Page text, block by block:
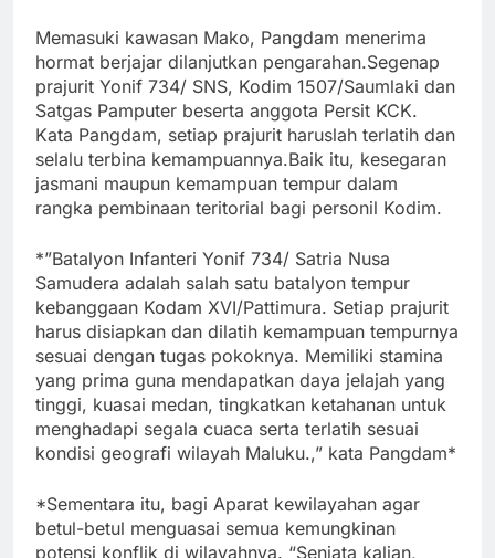
Memasuki kawasan Mako, Pangdam menerima
hormat berjajar dilanjutkan pengarahan.Segenap
prajurit Yonif 734/ SNS, Kodim 1507/Saumlaki dan
Satgas Pamputer beserta anggota Persit KCK.
Kata Pangdam, setiap prajurit haruslah terlatih dan
selalu terbina kemampuannya.Baik itu, kesegaran
jasmani maupun kemampuan tempur dalam
rangka pembinaan teritorial bagi personil Kodim.
*”Batalyon Infanteri Yonif 734/ Satria Nusa
Samudera adalah salah satu batalyon tempur
kebanggaan Kodam XVI/Pattimura. Setiap prajurit
harus disiapkan dan dilatih kemampuan tempurnya
sesuai dengan tugas pokoknya. Memiliki stamina
yang prima guna mendapatkan daya jelajah yang
tinggi, kuasai medan, tingkatkan ketahanan untuk
menghadapi segala cuaca serta terlatih sesuai
kondisi geografi wilayah Maluku.,” kata Pangdam*
*Sementara itu, bagi Aparat kewilayahan agar
betul-betul menguasai semua kemungkinan
potensi konflik di wilayahnya. “Senjata kalian,